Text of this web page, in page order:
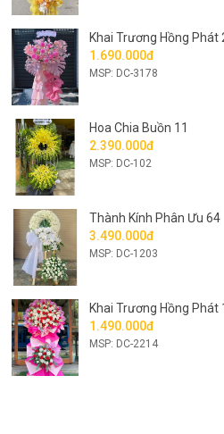
Khai Trương Hồng Phát
1.690.000đ
MSP: DC-3178
Hoa Chia Buồn 11
2.390.000đ
MSP: DC-102
Thành Kính Phân Ưu 64
3.490.000đ
MSP: DC-1203
Khai Trương Hồng Phát
1.490.000đ
MSP: DC-2214